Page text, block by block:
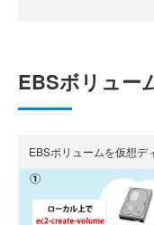
EBSボリュー
EBSボリュームを仮想デ